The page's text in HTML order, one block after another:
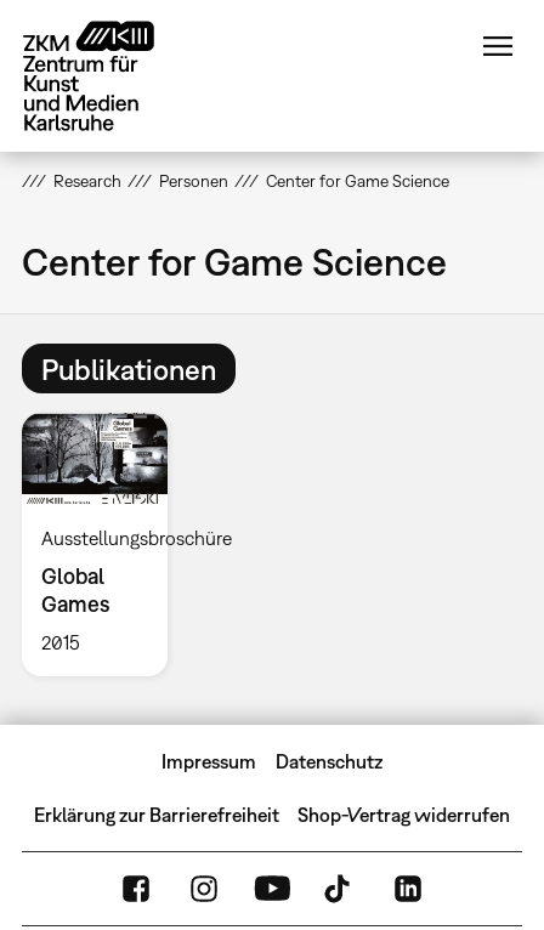
zum
Inhalt
Research Personen Center for Game Science
Center for Game Science
Publikationen
Ausstellungsbroschüre
Global
Games
2015
Impressum Datenschutz
Erklärung zur Barrierefreiheit Shop-Vertrag widerrufen